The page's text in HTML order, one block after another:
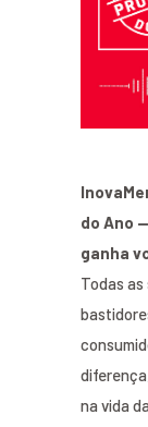
do Ano
ganha
Todas
na vida